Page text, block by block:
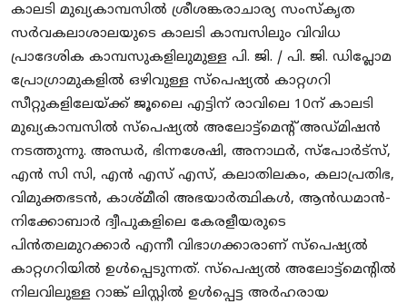
കാലടി മുഖ്യകാമ്പസിൽ ശ്രീശങ്കരാചാര്യ സംസ്‌കൃത
സർവകലാശാലയുടെ കാലടി കാമ്പസിലും വിവിധ
പ്രാദേശിക കാമ്പസുകളിലുമുള്ള പി. ജി. / പി. ജി. ഡിപ്ലോമ
പ്രോഗ്രാമുകളിൽ ഒഴിവുള്ള സ്പെഷ്യൽ കാറ്റഗറി
സീറ്റുകളിലേയ്ക്ക് ജൂലൈ എട്ടിന് രാവിലെ 10ന് കാലടി
മുഖ്യകാമ്പസിൽ സ്പെഷ്യൽ അലോട്ട്മെന്റ് അഡ്‌മിഷൻ
നടത്തുന്നു. അന്ധർ, ഭിന്നശേഷി, അനാഥർ, സ്പോർട്‌സ്,
എൻ സി സി, എൻ എസ് എസ്, കലാതിലകം, കലാപ്രതിഭ,
വിമുക്തഭടൻ, കാശ്മീരി അഭയാർത്ഥികൾ, ആൻഡമാൻ-
നിക്കോബാർ ദ്വീപുകളിലെ കേരളീയരുടെ
പിൻതലമുറക്കാർ എന്നീ വിഭാഗക്കാരാണ് സ്പെഷ്യൽ
കാറ്റഗറിയിൽ ഉൾപ്പെടുന്നത്. സ്പെഷ്യൽ അലോട്ട്മെന്റിൽ
നിലവിലുള്ള റാങ്ക് ലിസ്റ്റിൽ ഉൾപ്പെട്ട അർഹരായ